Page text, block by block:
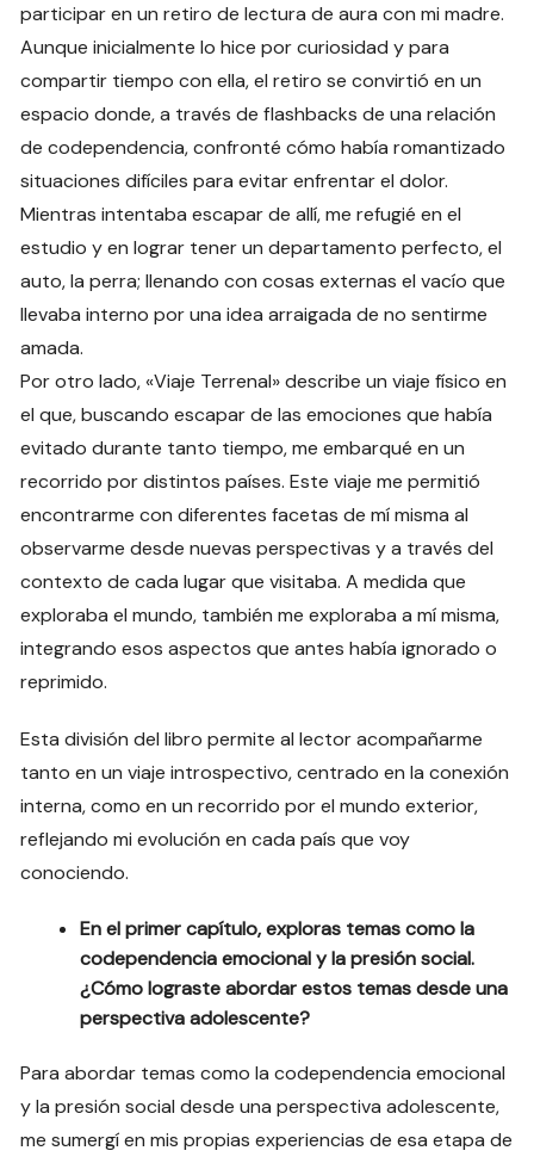
participar en un retiro de lectura de aura con mi madre.
Aunque inicialmente lo hice por curiosidad y para
compartir tiempo con ella, el retiro se convirtió en un
espacio donde, a través de flashbacks de una relación
de codependencia, confronté cómo había romantizado
situaciones difíciles para evitar enfrentar el dolor.
Mientras intentaba escapar de allí, me refugié en el
estudio y en lograr tener un departamento perfecto, el
auto, la perra; llenando con cosas externas el vacío que
llevaba interno por una idea arraigada de no sentirme
amada.
Por otro lado, «Viaje Terrenal» describe un viaje físico en
el que, buscando escapar de las emociones que había
evitado durante tanto tiempo, me embarqué en un
recorrido por distintos países. Este viaje me permitió
encontrarme con diferentes facetas de mí misma al
observarme desde nuevas perspectivas y a través del
contexto de cada lugar que visitaba. A medida que
exploraba el mundo, también me exploraba a mí misma,
integrando esos aspectos que antes había ignorado o
reprimido.
Esta división del libro permite al lector acompañarme
tanto en un viaje introspectivo, centrado en la conexión
interna, como en un recorrido por el mundo exterior,
reflejando mi evolución en cada país que voy
conociendo.
En el primer capítulo, exploras temas como la
codependencia emocional y la presión social.
¿Cómo lograste abordar estos temas desde una
perspectiva adolescente?
Para abordar temas como la codependencia emocional
y la presión social desde una perspectiva adolescente,
me sumergí en mis propias experiencias de esa etapa de